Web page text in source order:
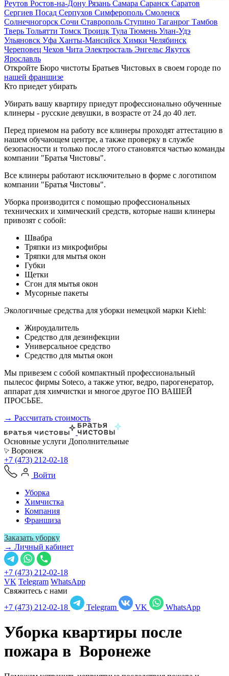
Реутов Ростов-на-Дону Рязань Самара Саранск Саратов
Сергиев Посад Серпухов Симферополь Смоленск
Солнечногорск Сочи Ставрополь Ступино Таганрог Тамбов
Тверь Тольятти Томск Троицк Тула Тюмень Улан-Удэ
Ульяновск Уфа Ханты-Мансийск Химки Челябинск
Череповец Чехов Чита Электросталь Энгельс Якутск
Ярославль
Откройте Бюро чистоты Братьев Чистовых в своем городе по
нашей франшизе
Кто приедет убирать
Убирать вашу квартиру приедут профессионально обученные
клинеры - русские девушки, в возрасте от 24 до 40 лет.
Перед приемом на работу все клинеры проходят аттестацию в
нашем обучающем центре, а также проверку в службе
безопасности и только после этого становятся частью команды
компании "Братья Чистовы".
Все клинеры работают исключительно в форме с логотипом
компании "Братья Чистовы".
Уборка производится с помощью профессиональных
технических и химический средств, которые наши клинеры
привозят с собой:
Швабра
Тряпки из микрофибры
Тряпки для мытья окон
Губки
Щетки
Сгон для мытья окон
Мусорные пакеты
Экологичные средства для уборки немецкой марки Kiehl:
Жироудалитель
Средство для дезинфекции
Универсальное средство
Средство для мытья окон
Мы привезем с собой компактный профессиональный
пылесос фирмы Soteco, а также утюг, ведро, парогенератор,
аппарат для химчистки и многое другое ПО ВАШЕЙ
ПРОСЬБЕ.
→ Рассчитать стоимость
Основные услуги Дополнительные
Воронеж
+7 (473) 212-02-18
Войти
Уборка
Химчистка
Компания
Франшиза
Заказать уборку
→ Личный кабинет
+7 (473) 212-02-18
VK Telegram WhatsApp
Свяжитесь с нами
+7 (473) 212-02-18
Telegram VK WhatsApp
Уборка квартиры после
пожара в Воронеже